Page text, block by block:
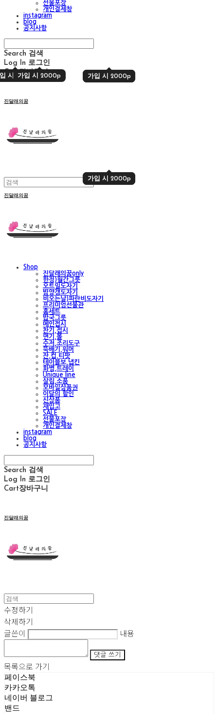
선물포장
개인결제창
instagram
blog
공지사항
Search 검색
Log In
시 2000p
로그인
가입 시 2000p 가입 시 2000p
가입 시 2000p
Cart장바구니
진달래의꿈
가입 시 2000p
가입 시 2000p
진달래의꿈
Shop
진달래의꿈only
한정)월간그릇
오트밀도자기
밤양갱도자기
비오는날)파란비도자기
프리미엄선물관
홈세트
밥국그릇
메인접시
찬기,접시
면기,볼
수저,조리도구
뚝배기,워머
잔,컵,티팟
테이블보,냅킨
화병,트레이
Unique line
살림,소품
모바일상품권
이달의 할인
신상품
재입고
SALE
선물포장
개인결제창
instagram
blog
공지사항
Search 검색
Log In 로그인
Cart장바구니
진달래의꿈
수정하기
삭제하기
글쓴이
내용
댓글 쓰기
목록으로 가기
페이스북
카카오톡
네이버 블로그
밴드